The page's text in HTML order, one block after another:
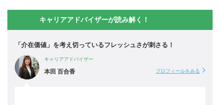
キャリアアドバイザーが読み解く！
「介在価値」を考え切っているフレッシュさが刺さる！
キャリアアドバイザー
本田 百合香 プロフィールをみる